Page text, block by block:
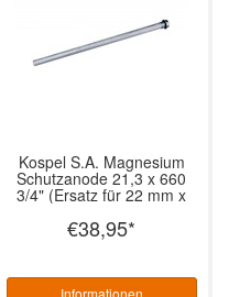
Kospel S.A. Magnesium
Schutzanode 21,3 x 660
3/4" (Ersatz für 22 mm x
€38,95*
Informationen